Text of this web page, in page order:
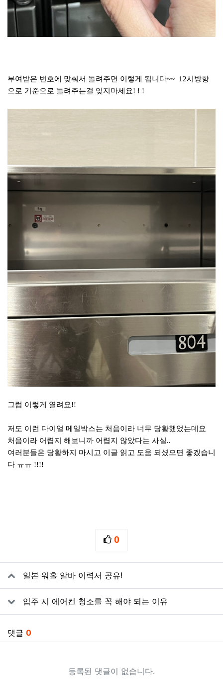
부여받은 번호에 맞춰서 돌려주면 이렇게 됩니다~~ 12시방향
으로 기준으로 돌려주는걸 잊지마세요! ! !
그럼 이렇게 열려요!!
저도 이런 다이얼 메일박스는 처음이라 너무 당황했었는데요
처음이라 어렵지 해보니까 어렵지 않았다는 사실..
여러분들은 당황하지 마시고 이글 읽고 도움 되셨으면 좋겠습니
다 ㅠㅠ !!!!
0
추천
관련자료
일본 워홀 알바 이력서 공유!
입주 시 에어컨 청소를 꼭 해야 되는 이유
댓글 0
등록된 댓글이 없습니다.